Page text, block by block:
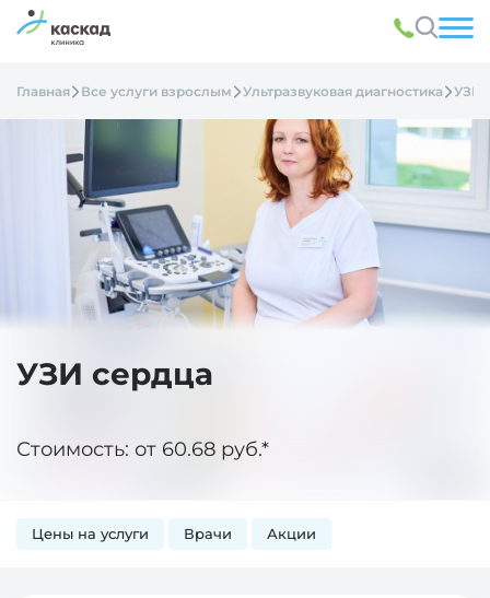
Главная Все услуги взрослым Ультразвуковая диагностика УЗИ
УЗИ сердца
Стоимость: от 60.68 руб.*
Цены на услуги Врачи Акции